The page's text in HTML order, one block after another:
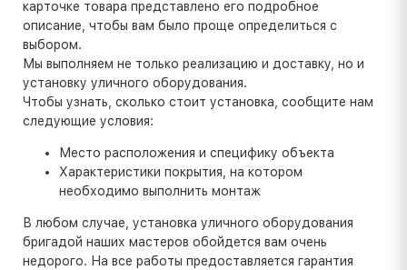
карточке товара представлено его подробное
описание, чтобы вам было проще определиться с
выбором.
Мы выполняем не только реализацию и доставку, но и
установку уличного оборудования.
Чтобы узнать, сколько стоит установка, сообщите нам
следующие условия:
Место расположения и специфику объекта
Характеристики покрытия, на котором
необходимо выполнить монтаж
В любом случае, установка уличного оборудования
бригадой наших мастеров обойдется вам очень
недорого. На все работы предоставляется гарантия